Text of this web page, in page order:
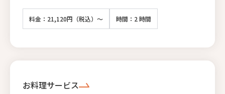
料金：21,120円（税込）～ 時間：2 時間
お料理サービス